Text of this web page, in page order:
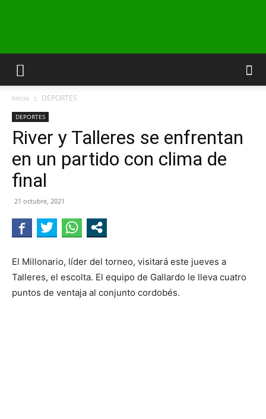
INFO24
NEGRO
Inicio DEPORTES
DEPORTES
River y Talleres se enfrentan
en un partido con clima de
final
21 octubre, 2021
El Millonario, líder del torneo, visitará este jueves a
Talleres, el escolta. El equipo de Gallardo le lleva cuatro
puntos de ventaja al conjunto cordobés.